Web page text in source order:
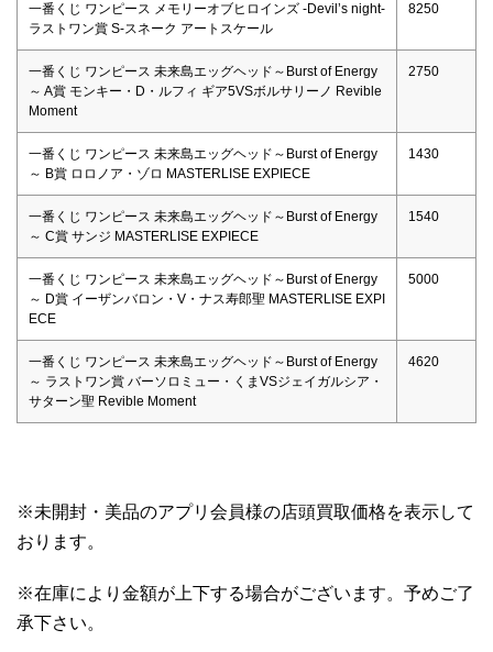
一番くじ ワンピース メモリーオブヒロインズ -Devil’s night-
ラストワン賞 S-スネーク アートスケール
8250
一番くじ ワンピース 未来島エッグヘッド～Burst of Energy
～ A賞 モンキー・D・ルフィ ギア5VSボルサリーノ Revible
Moment
2750
一番くじ ワンピース 未来島エッグヘッド～Burst of Energy
～ B賞 ロロノア・ゾロ MASTERLISE EXPIECE
1430
一番くじ ワンピース 未来島エッグヘッド～Burst of Energy
～ C賞 サンジ MASTERLISE EXPIECE
1540
一番くじ ワンピース 未来島エッグヘッド～Burst of Energy
～ D賞 イーザンバロン・V・ナス寿郎聖 MASTERLISE EXPI
ECE
5000
一番くじ ワンピース 未来島エッグヘッド～Burst of Energy
～ ラストワン賞 バーソロミュー・くまVSジェイガルシア・
サターン聖 Revible Moment
4620
※未開封・美品のアプリ会員様の店頭買取価格を表示して
おります。
※在庫により金額が上下する場合がございます。予めご了
承下さい。